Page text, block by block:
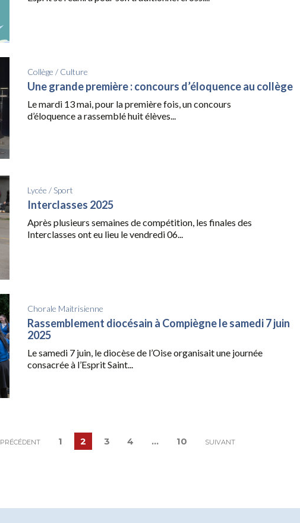
Collège / Culture
Une grande première : concours d’éloquence au collège
Le mardi 13 mai, pour la première fois, un concours
d’éloquence a rassemblé huit élèves...
Lycée / Sport
Interclasses 2025
Après plusieurs semaines de compétition, les finales des
Interclasses ont eu lieu le vendredi 06...
Chorale Maitrisienne
Rassemblement diocésain à Compiègne le samedi 7 juin
2025
Le samedi 7 juin, le diocèse de l’Oise organisait une journée
consacrée à l’Esprit Saint...
PRÉCÉDENT 1 2 3 4 … 10 SUIVANT